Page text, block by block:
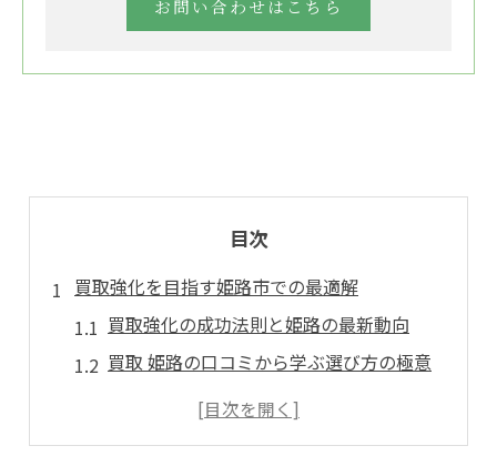
お問い合わせはこちら
目次
買取強化を目指す姫路市での最適解
買取強化の成功法則と姫路の最新動向
買取 姫路の口コミから学ぶ選び方の極意
姫路買取市場で高額現金化を叶えるコツ